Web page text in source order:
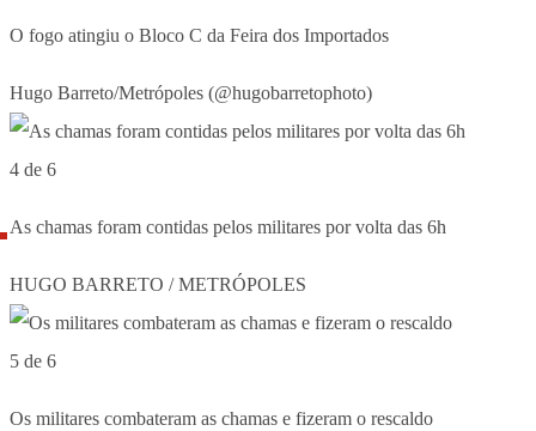
O fogo atingiu o Bloco C da Feira dos Importados
Hugo Barreto/Metrópoles (@hugobarretophoto)
4 de 6
As chamas foram contidas pelos militares por volta das 6h
HUGO BARRETO / METRÓPOLES
5 de 6
Os militares combateram as chamas e fizeram o rescaldo